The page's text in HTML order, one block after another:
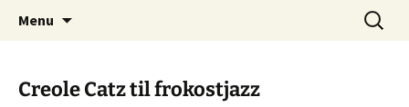
Sea-Side Club
Juelsminde Jazzklub
Menu
Søg
efter:
Creole Catz til frokostjazz